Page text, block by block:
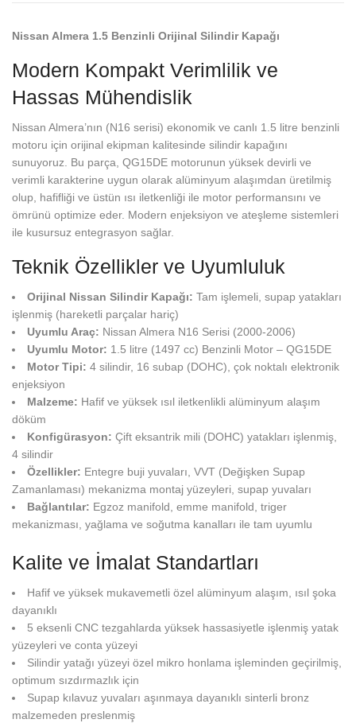
Nissan Almera 1.5 Benzinli Orijinal Silindir Kapağı
Modern Kompakt Verimlilik ve
Hassas Mühendislik
Nissan Almera’nın (N16 serisi) ekonomik ve canlı 1.5 litre benzinli
motoru için orijinal ekipman kalitesinde silindir kapağını
sunuyoruz. Bu parça, QG15DE motorunun yüksek devirli ve
verimli karakterine uygun olarak alüminyum alaşımdan üretilmiş
olup, hafifliği ve üstün ısı iletkenliği ile motor performansını ve
ömrünü optimize eder. Modern enjeksiyon ve ateşleme sistemleri
ile kusursuz entegrasyon sağlar.
Teknik Özellikler ve Uyumluluk
Orijinal Nissan Silindir Kapağı: Tam işlemeli, supap yatakları
işlenmiş (hareketli parçalar hariç)
Uyumlu Araç: Nissan Almera N16 Serisi (2000-2006)
Uyumlu Motor: 1.5 litre (1497 cc) Benzinli Motor – QG15DE
Motor Tipi: 4 silindir, 16 subap (DOHC), çok noktalı elektronik
enjeksiyon
Malzeme: Hafif ve yüksek ısıl iletkenlikli alüminyum alaşım
döküm
Konfigürasyon: Çift eksantrik mili (DOHC) yatakları işlenmiş,
4 silindir
Özellikler: Entegre buji yuvaları, VVT (Değişken Supap
Zamanlaması) mekanizma montaj yüzeyleri, supap yuvaları
Bağlantılar: Egzoz manifold, emme manifold, triger
mekanizması, yağlama ve soğutma kanalları ile tam uyumlu
Kalite ve İmalat Standartları
Hafif ve yüksek mukavemetli özel alüminyum alaşım, ısıl şoka
dayanıklı
5 eksenli CNC tezgahlarda yüksek hassasiyetle işlenmiş yatak
yüzeyleri ve conta yüzeyi
Silindir yatağı yüzeyi özel mikro honlama işleminden geçirilmiş,
optimum sızdırmazlık için
Supap kılavuz yuvaları aşınmaya dayanıklı sinterli bronz
malzemeden preslenmiş